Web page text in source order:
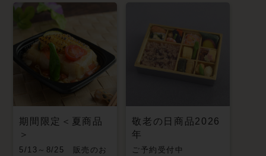
期間限定＜夏商品
＞
5/13～8/25 販売のお
敬老の日商品2026
年
ご予約受付中